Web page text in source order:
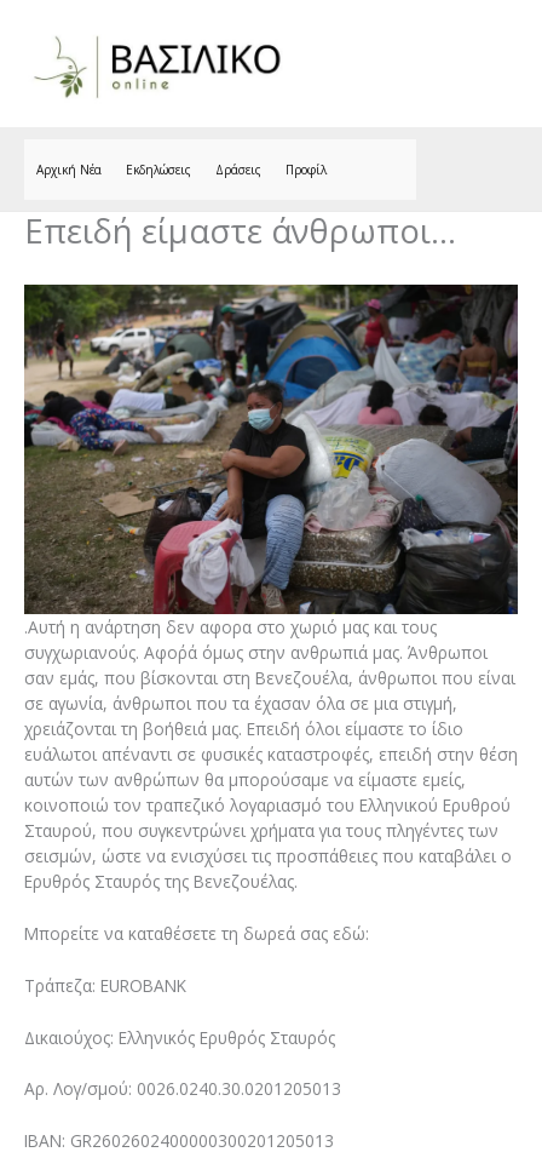
Αρχική Νέα Εκδηλώσεις Δράσεις Προφίλ
Επειδή είμαστε άνθρωποι…
.Αυτή η ανάρτηση δεν αφορα στο χωριό μας και τους
συγχωριανούς. Αφο΄ρά όμως στην ανθρωπιά μας. Άνθρωποι
σαν εμάς, που βίσκονται στη Βενεζουέλα, άνθρωποι που είναι
σε αγωνία, άνθρωποι που τα έχασαν όλα σε μια στιγμή,
χρειάζονται τη βοήθειά μας. Επειδή όλοι είμαστε το ίδιο
ευάλωτοι απέναντι σε φυσικές καταστροφές, επειδή στην θέση
αυτών των ανθρώπων θα μπορούσαμε να είμαστε εμείς,
κοινοποιώ τον τραπεζικό λογαριασμό του Ελληνικού Ερυθρού
Σταυρού, που συγκεντρώνει χρήματα για τους πληγέντες των
σεισμών, ώστε να ενισχύσει τις προσπάθειες που καταβάλει ο
Ερυθρός Σταυρός της Βενεζουέλας.
Μπορείτε να καταθέσετε τη δωρεά σας εδώ:
Τράπεζα: EUROBANK
Δικαιούχος: Ελληνικός Ερυθρός Σταυρός
Αρ. Λογ/σμού: 0026.0240.30.0201205013
IBAN: GR2602602400000300201205013